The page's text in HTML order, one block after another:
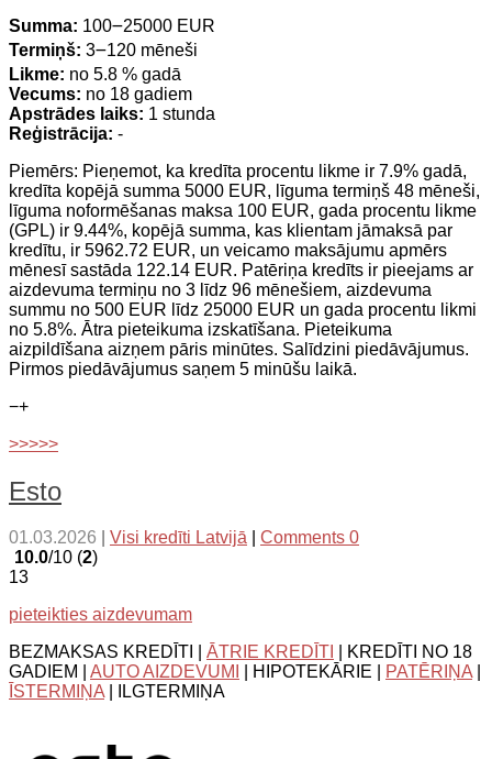
Summa: 100౼25000 EUR
Termiņš: 3౼120 mēneši
Likme: no 5.8 % gadā
Vecums: no 18 gadiem
Apstrādes laiks: 1 stunda
Reģistrācija: -
Piemērs: Pieņemot, ka kredīta procentu likme ir 7.9% gadā,
kredīta kopējā summa 5000 EUR, līguma termiņš 48 mēneši,
līguma noformēšanas maksa 100 EUR, gada procentu likme
(GPL) ir 9.44%, kopējā summa, kas klientam jāmaksā par
kredītu, ir 5962.72 EUR, un veicamo maksājumu apmērs
mēnesī sastāda 122.14 EUR. Patēriņa kredīts ir pieejams ar
aizdevuma termiņu no 3 līdz 96 mēnešiem, aizdevuma
summu no 500 EUR līdz 25000 EUR un gada procentu likmi
no 5.8%. Ātra pieteikuma izskatīšana. Pieteikuma
aizpildīšana aizņem pāris minūtes. Salīdzini piedāvājumus.
Pirmos piedāvājumus saņem 5 minūšu laikā.
−+
>>>>>
Esto
01.03.2026 Visi kredīti Latvijā
Comments 0
10.0/10 (2)
13
pieteikties aizdevumam
BEZMAKSAS KREDĪTI | ĀTRIE KREDĪTI
| KREDĪTI NO 18
GADIEM | AUTO AIZDEVUMI | HIPOTEKĀRIE | PATĒRIŅA|
ĪSTERMIŅA| ILGTERMIŅA